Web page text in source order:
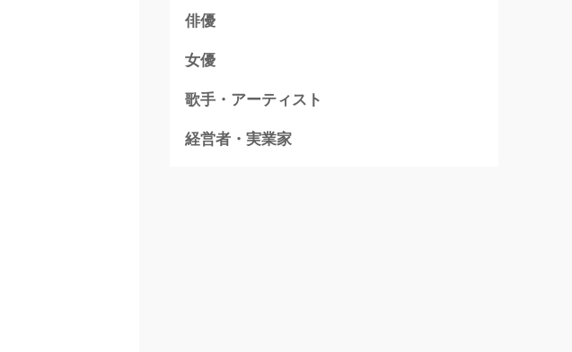
俳優
女優
歌手・アーティスト
経営者・実業家